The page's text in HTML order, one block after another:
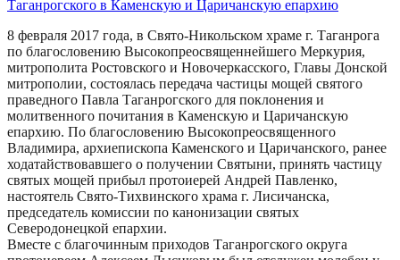
8 февраля 2017 года, в Свято-Никольском храме г. Таганрога
по благословению Высокопреосвященнейшего Меркурия,
митрополита Ростовского и Новочеркасского, Главы Донской
митрополии, состоялась передача частицы мощей святого
праведного Павла Таганрогского для поклонения и
молитвенного почитания в Каменскую и Царичанскую
епархию. По благословению Высокопреосвященного
Владимира, архиепископа Каменского и Царичанского, ранее
ходатайствовавшего о получении Святыни, принять частицу
святых мощей прибыл протоиерей Андрей Павленко,
настоятель Свято-Тихвинского храма г. Лисичанска,
председатель комиссии по канонизации святых
Северодонецкой епархии.
Вместе с благочинным приходов Таганрогского округа